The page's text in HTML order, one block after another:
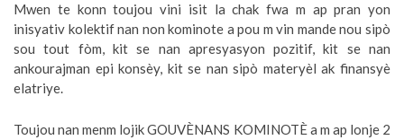
Mwen te konn toujou vini isit la chak fwa m ap pran yon
inisyativ kolektif nan non kominote a pou m vin mande nou sipò
sou tout fòm, kit se nan apresyasyon pozitif, kit se nan
ankourajman epi konsèy, kit se nan sipò materyèl ak finansyè
elatriye.
Toujou nan menm lojik GOUVÈNANS KOMINOTÈ a m ap lonje 2